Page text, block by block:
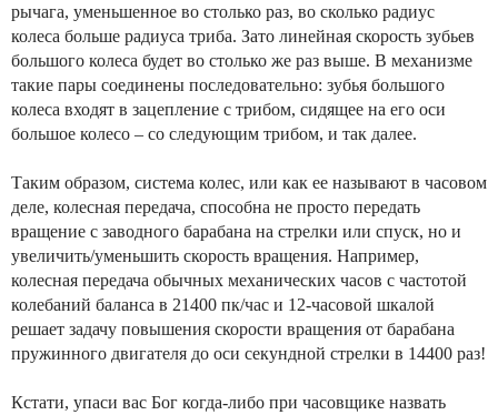
рычага, уменьшенное во столько раз, во сколько радиус
колеса больше радиуса триба. Зато линейная скорость зубьев
большого колеса будет во столько же раз выше. В механизме
такие пары соединены последовательно: зубья большого
колеса входят в зацепление с трибом, сидящее на его оси
большое колесо – со следующим трибом, и так далее.
Таким образом, система колес, или как ее называют в часовом
деле, колесная передача, способна не просто передать
вращение с заводного барабана на стрелки или спуск, но и
увеличить/уменьшить скорость вращения. Например,
колесная передача обычных механических часов с частотой
колебаний баланса в 21400 пк/час и 12-часовой шкалой
решает задачу повышения скорости вращения от барабана
пружинного двигателя до оси секундной стрелки в 14400 раз!
Кстати, упаси вас Бог когда-либо при часовщике назвать